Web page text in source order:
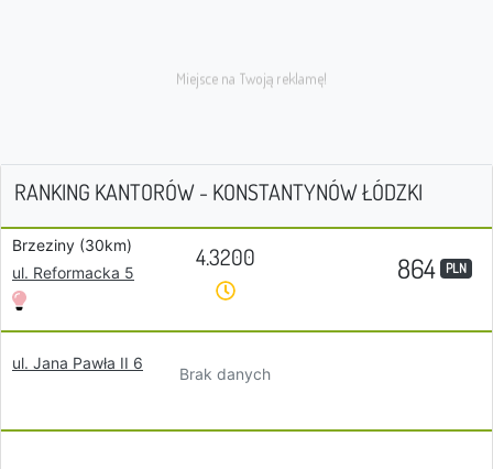
RANKING KANTORÓW - KONSTANTYNÓW ŁÓDZKI
Brzeziny (30km)
ul. Reformacka 5
4.3200 864 PLN
ul. Jana Pawła II 6
Brak danych